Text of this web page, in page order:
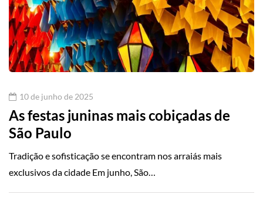
10 de junho de 2025
As festas juninas mais cobiçadas de
São Paulo
Tradição e sofisticação se encontram nos arraiás mais
exclusivos da cidade Em junho, São…